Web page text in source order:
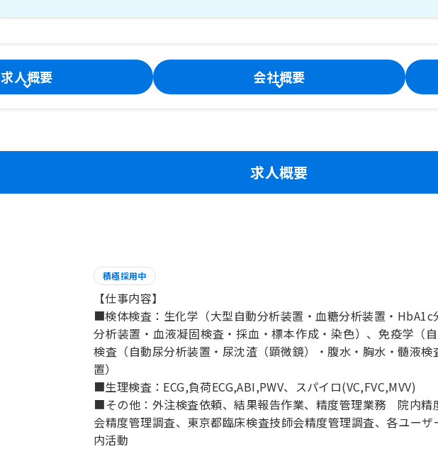
求人概要 会社概要
求人概要
積極採用中
【仕事内容】
■検体検査：生化学（大型自動分析装置・血糖分析装置・
分析装置・血液凝固検査・採血・標本作成・染色）、免疫学（
検査（自動尿分析装置・尿沈渣（顕微鏡）・腹水・胸水・髄液
置）
■生理検査：ECG,負荷ECG,ABI,PWV、スパイロ(VC,FVC,MVV)
■その他：外注検査依頼、結果報告作業、精度管理業務 院内精
会精度管理調査、東京都臨床検査技師会精度管理調査、各ユー
内活動